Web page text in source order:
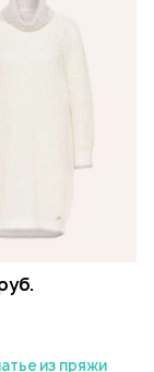
из пряжи